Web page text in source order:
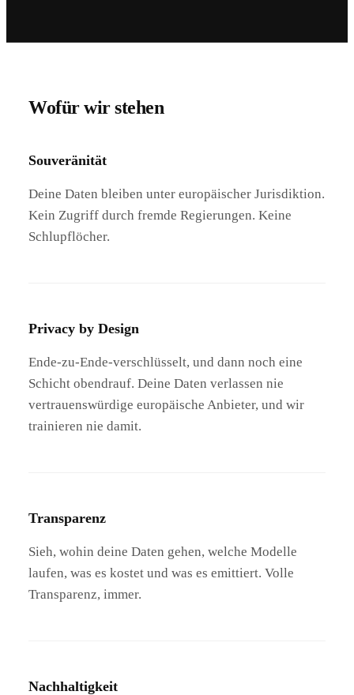
Wofür wir stehen
Souveränität
Deine Daten bleiben unter europäischer Jurisdiktion.
Kein Zugriff durch fremde Regierungen. Keine
Schlupflöcher.
Privacy by Design
Ende-zu-Ende-verschlüsselt, und dann noch eine
Schicht obendrauf. Deine Daten verlassen nie
vertrauenswürdige europäische Anbieter, und wir
trainieren nie damit.
Transparenz
Sieh, wohin deine Daten gehen, welche Modelle
laufen, was es kostet und was es emittiert. Volle
Transparenz, immer.
Nachhaltigkeit